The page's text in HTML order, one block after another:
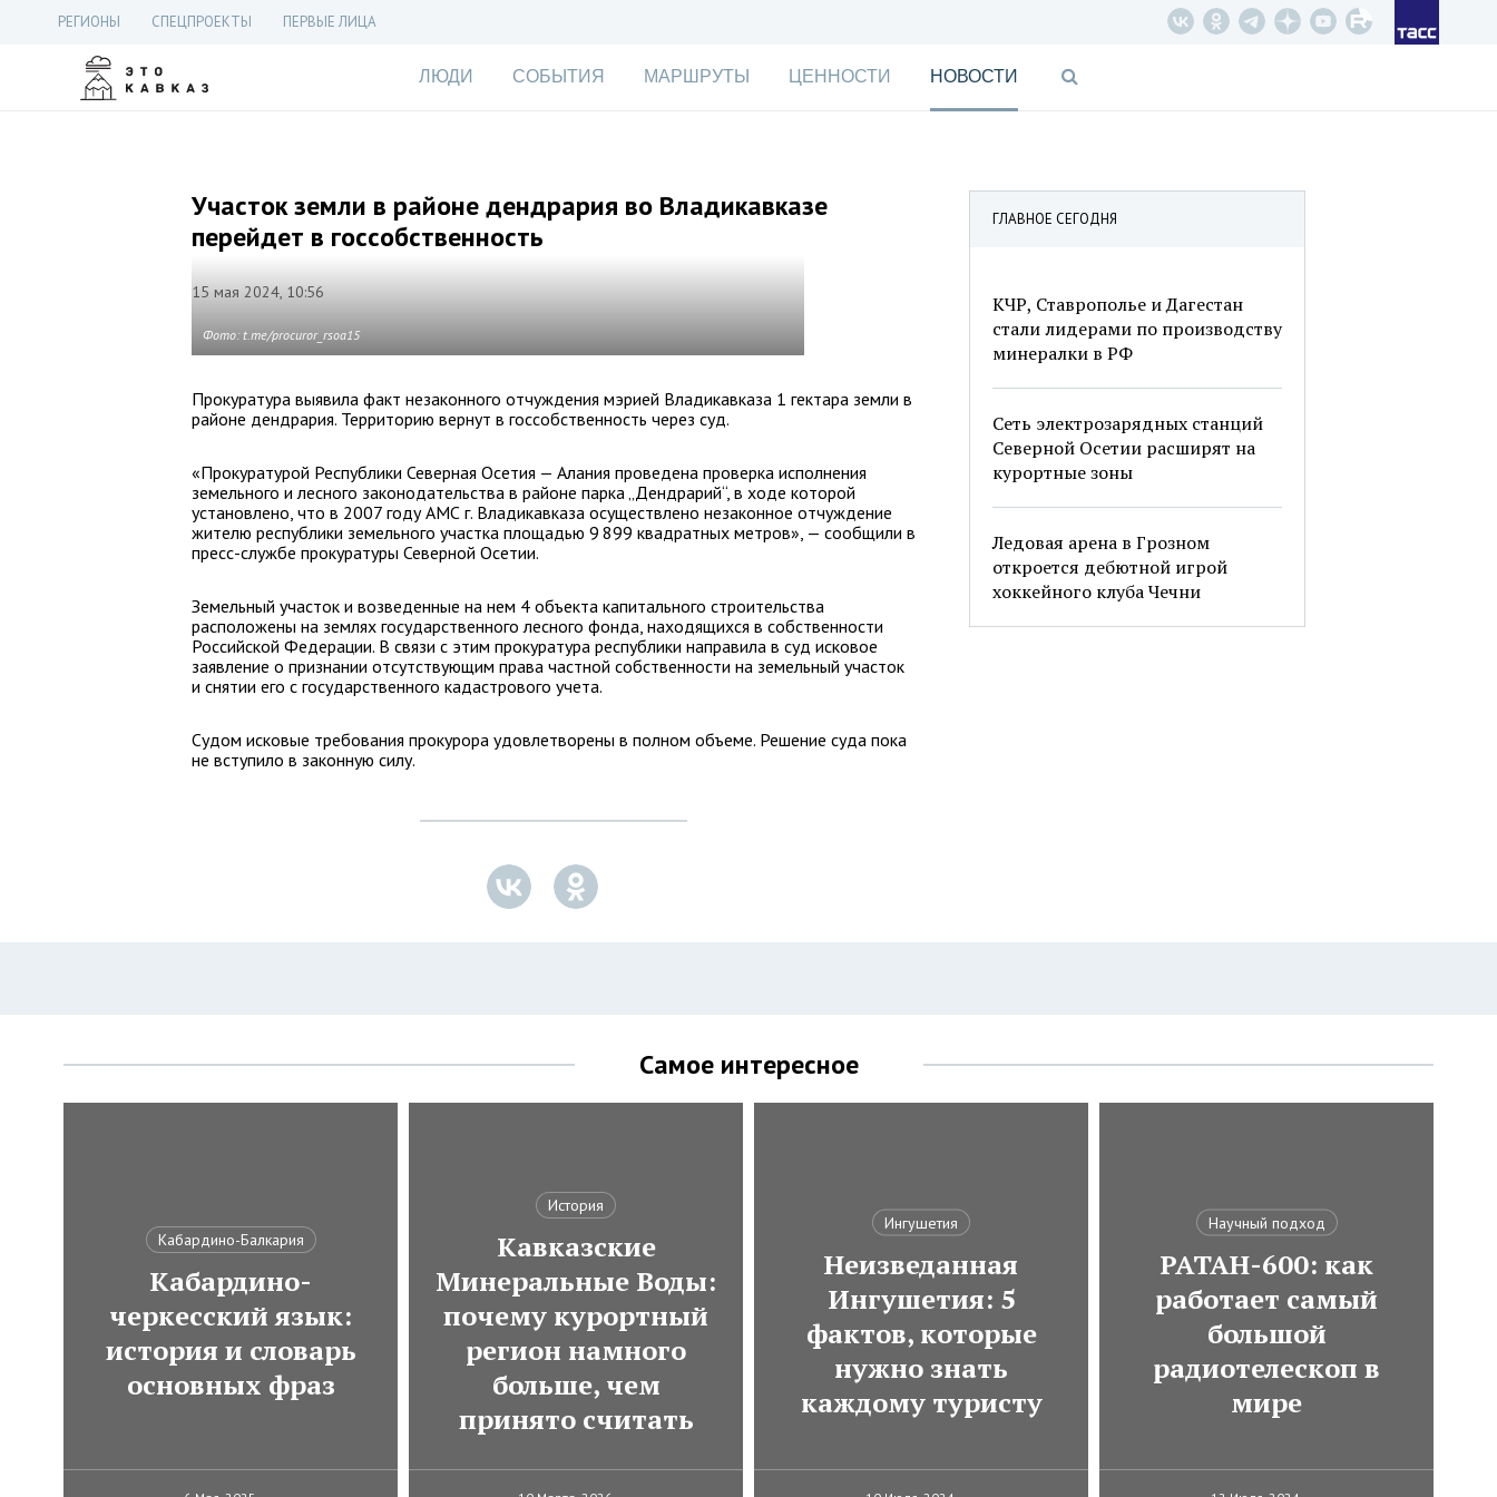
РЕГИОНЫ СПЕЦПРОЕКТЫ ПЕРВЫЕ ЛИЦА
ЛЮДИ СОБЫТИЯ МАРШРУТЫ ЦЕННОСТИ НОВОСТИ
ГЛАВНОЕ СЕГОДНЯ
КЧР, Ставрополье и Дагестан
стали лидерами по производству
минералки в РФ
Сеть электрозарядных станций
Северной Осетии расширят на
курортные зоны
Ледовая арена в Грозном
откроется дебютной игрой
хоккейного клуба Чечни
Участок земли в районе дендрария во Владикавказе
перейдет в госсобственность
15 мая 2024, 10:56
Фото: t.me/procuror_rsoa15
Прокуратура выявила факт незаконного отчуждения мэрией Владикавказа 1 гектара земли в
районе дендрария. Территорию вернут в госсобственность через суд.
«Прокуратурой Республики Северная Осетия — Алания проведена проверка исполнения
земельного и лесного законодательства в районе парка „Дендрарий“, в ходе которой
установлено, что в 2007 году АМС г. Владикавказа осуществлено незаконное отчуждение
жителю республики земельного участка площадью 9 899 квадратных метров», — сообщили в
пресс-службе прокуратуры Северной Осетии.
Земельный участок и возведенные на нем 4 объекта капитального строительства
расположены на землях государственного лесного фонда, находящихся в собственности
Российской Федерации. В связи с этим прокуратура республики направила в суд исковое
заявление о признании отсутствующим права частной собственности на земельный участок
и снятии его с государственного кадастрового учета.
Судом исковые требования прокурора удовлетворены в полном объеме. Решение суда пока
не вступило в законную силу.
Самое интересное
Кабардино-Балкария
Кабардино-
черкесский язык:
история и словарь
основных фраз
История
Кавказские
Минеральные Воды:
почему курортный
регион намного
больше, чем
принято считать
Ингушетия
Неизведанная
Ингушетия: 5
фактов, которые
нужно знать
каждому туристу
Научный подход
РАТАН-600: как
работает самый
большой
радиотелескоп в
мире